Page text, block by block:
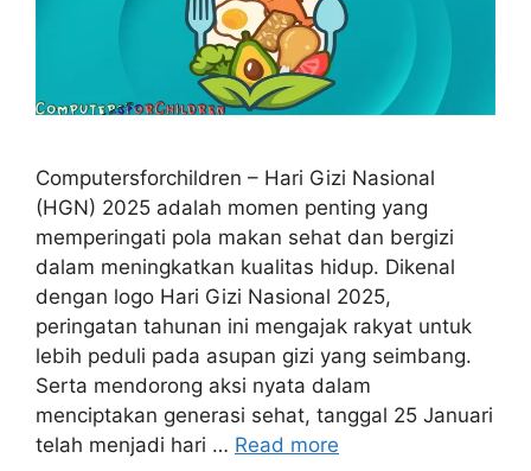
Computersforchildren – Hari Gizi Nasional
(HGN) 2025 adalah momen penting yang
memperingati pola makan sehat dan bergizi
dalam meningkatkan kualitas hidup. Dikenal
dengan logo Hari Gizi Nasional 2025,
peringatan tahunan ini mengajak rakyat untuk
lebih peduli pada asupan gizi yang seimbang.
Serta mendorong aksi nyata dalam
menciptakan generasi sehat, tanggal 25 Januari
telah menjadi hari … Read more